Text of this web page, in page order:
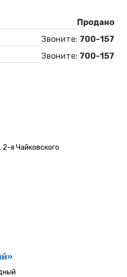
Продано
Звоните: 700-157
Звоните: 700-157
2-я Чайковского